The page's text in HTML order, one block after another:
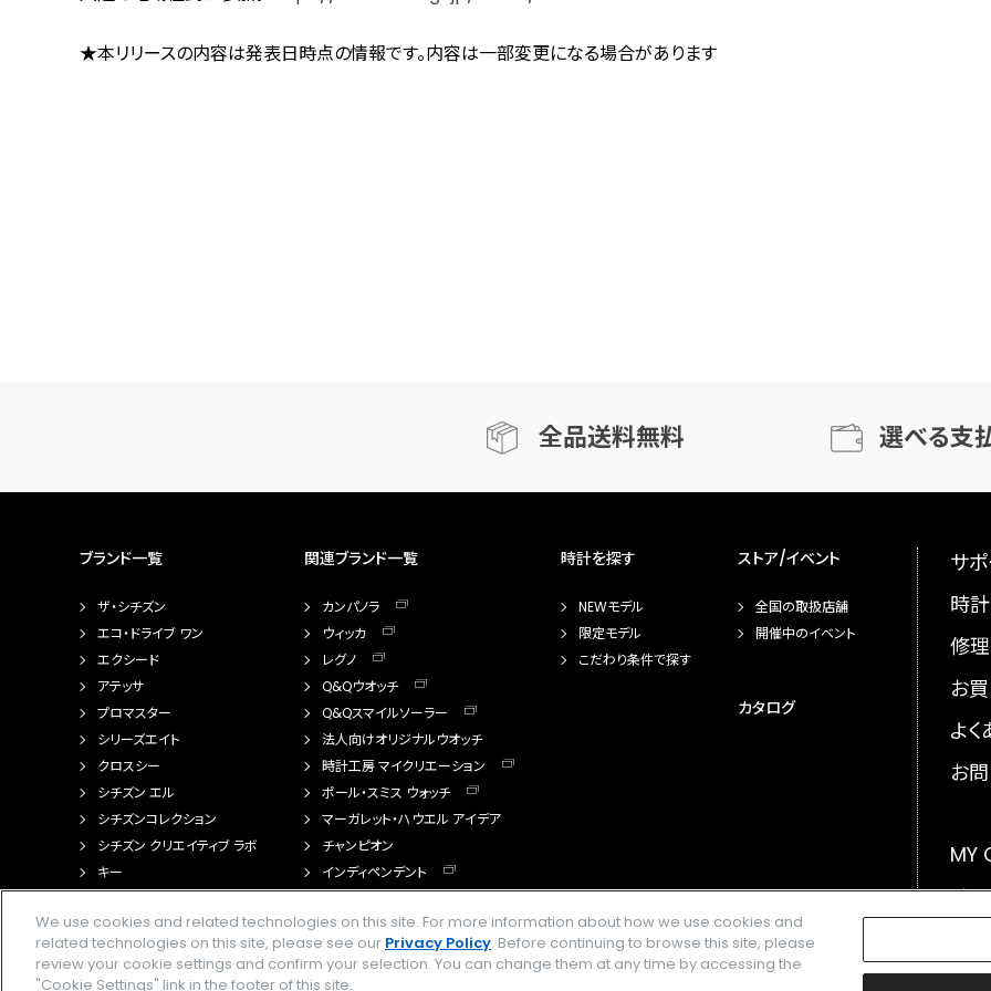
★本リリースの内容は発表日時点の情報です。内容は一部変更になる場合があります
全品送料無料 選べる支
ブランド一覧
ザ・シチズン
エコ・ドライブ ワン
エクシード
アテッサ
プロマスター
シリーズエイト
クロスシー
シチズン エル
シチズンコレクション
シチズン クリエイティブ ラボ
キー
関連ブランド一覧
カンパノラ
ウィッカ
レグノ
Q&Qウオッチ
Q&Qスマイルソーラー
法人向けオリジナルウオッチ
時計工房 マイクリエーション
ポール・スミス ウォッチ
マーガレット・ハウエル アイデア
チャンピオン
インディペンデント
時計を探す
NEWモデル
限定モデル
こだわり条件で探す
ストア/イベント
全国の取扱店舗
開催中のイベント
カタログ
サ
時
修理
お
よ
お
MY
メ
We use cookies and related technologies on this site. For more information about how we use cookies and
related technologies on this site, please see our Privacy Policy. Before continuing to browse this site, please
review your cookie settings and confirm your selection. You can change them at any time by accessing the
"Cookie Settings" link in the footer of this site.